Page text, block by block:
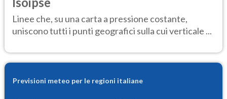
Linee che, su una carta a pressione costante,
uniscono tutti i punti geografici sulla cui verticale ...
Previsioni meteo per le regioni italiane